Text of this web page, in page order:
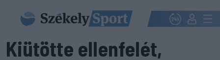
Kiütötte ellenfelét,